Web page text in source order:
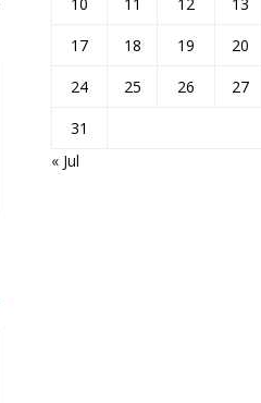
17
18 19 20
24
25 26 27
31
« Jul